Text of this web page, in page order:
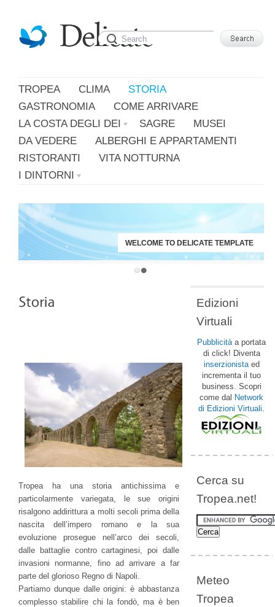
TROPEA CLIMA
STORIA
GASTRONOMIA
COME ARRIVARE
LA COSTA DEGLI DEI
SAGRE
MUSEI
DA VEDERE
ALBERGHI E APPARTAMENTI
RISTORANTI
VITA NOTTURNA
I DINTORNI
WELCOME TO DELICATE TEMPLATE
JUST ANOTHER WORDPRESS SITE
Tropea ha una storia antichissima e
particolarmente variegata, le sue origini
risalgono addirittura a molti secoli prima della
nascita dell’impero romano e la sua
evoluzione prosegue nell’arco dei secoli,
dalle battaglie contro cartaginesi, poi dalle
invasioni normanne, fino ad arrivare a far
parte del glorioso Regno di Napoli.
Partiamo dunque dalle origini: è abbastanza
complesso stabilire chi la fondò, ma è ben
Edizioni
Virtuali
Pubblicitàa portata
di click! Diventa
inserzionistaed
incrementa il tuo
business. Scopri
come dal Network
di Edizioni Virtuali.
Cerca su
Tropea.net!
Meteo
Tropea